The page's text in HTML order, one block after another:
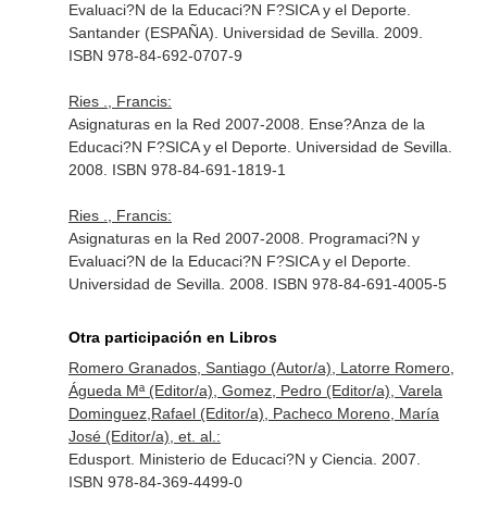
Evaluaci?N de la Educaci?N F?SICA y el Deporte.
Santander (ESPAÑA). Universidad de Sevilla. 2009.
ISBN 978-84-692-0707-9
Ries ., Francis:
Asignaturas en la Red 2007-2008. Ense?Anza de la
Educaci?N F?SICA y el Deporte. Universidad de Sevilla.
2008. ISBN 978-84-691-1819-1
Ries ., Francis:
Asignaturas en la Red 2007-2008. Programaci?N y
Evaluaci?N de la Educaci?N F?SICA y el Deporte.
Universidad de Sevilla. 2008. ISBN 978-84-691-4005-5
Otra participación en Libros
Romero Granados, Santiago (Autor/a), Latorre Romero,
Águeda Mª (Editor/a), Gomez, Pedro (Editor/a), Varela
Dominguez,Rafael (Editor/a), Pacheco Moreno, María
José (Editor/a), et. al.:
Edusport. Ministerio de Educaci?N y Ciencia. 2007.
ISBN 978-84-369-4499-0